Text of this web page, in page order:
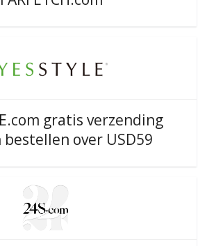
gratis verzending
bestellen over USD59